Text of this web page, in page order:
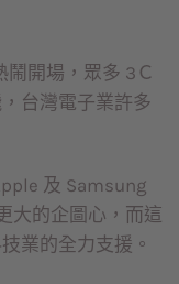
鬧開場，眾多 3Ｃ
台灣電子業許多
及 Samsung
大的企圖心，而這
業的全力支援。